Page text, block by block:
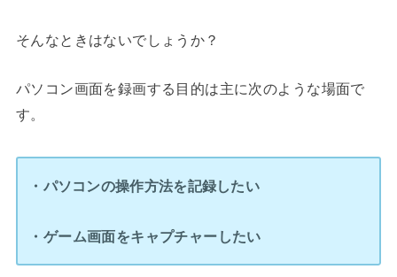
そんなときはないでしょうか？
パソコン画面を録画する目的は主に次のような場面で
す。
・パソコンの操作方法を記録したい
・ゲーム画面をキャプチャーしたい